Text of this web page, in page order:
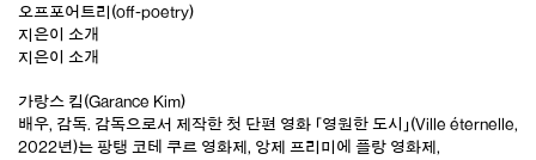
오프포어트리(off-poetry)
지은이 소개
지은이 소개
가랑스 킴(Garance Kim)
배우, 감독. 감독으로서 제작한 첫 단편 영화 「영원한 도시」(Ville éternelle,
2022년)는 팡탱 코테 쿠르 영화제, 앙제 프리미에 플랑 영화제,